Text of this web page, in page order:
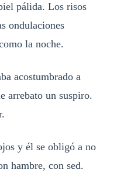
pálida. Los risos
ondulaciones
la noche.
acostumbrado a
arrebato un suspiro.
y él se obligó a no
hambre, con sed.